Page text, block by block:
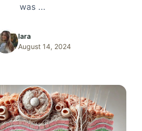
was ...
lara
August 14, 2024